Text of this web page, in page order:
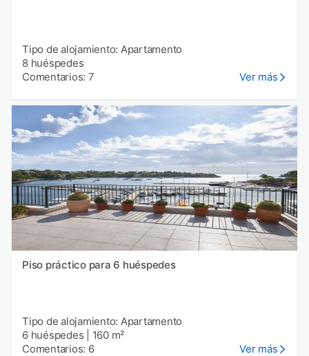
Tipo de alojamiento: Apartamento
8 huéspedes
Comentarios: 7
Ver más
Piso práctico para 6 huéspedes
Tipo de alojamiento: Apartamento
6 huéspedes
160 m²
Comentarios: 6
Ver más